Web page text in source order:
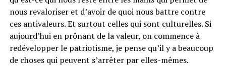
nous revaloriser et d’avoir de quoi nous battre contre
ces antivaleurs. Et surtout celles qui sont culturelles. Si
aujourd’hui en prônant de la valeur, on commence à
redévelopper le patriotisme, je pense qu’il y a beaucoup
de choses qui peuvent s’arrêter par elles-mêmes.